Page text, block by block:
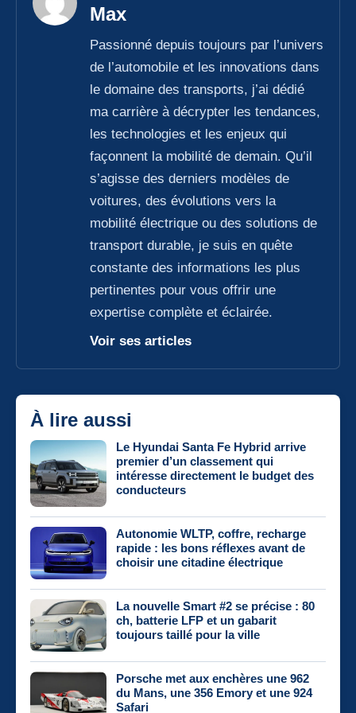
Max
Passionné depuis toujours par l’univers
de l’automobile et les innovations dans
le domaine des transports, j’ai dédié
ma carrière à décrypter les tendances,
les technologies et les enjeux qui
façonnent la mobilité de demain. Qu’il
s’agisse des derniers modèles de
voitures, des évolutions vers la
mobilité électrique ou des solutions de
transport durable, je suis en quête
constante des informations les plus
pertinentes pour vous offrir une
expertise complète et éclairée.
Voir ses articles
À lire aussi
Le Hyundai Santa Fe Hybrid arrive
premier d’un classement qui
intéresse directement le budget des
conducteurs
Autonomie WLTP, coffre, recharge
rapide : les bons réflexes avant de
choisir une citadine électrique
La nouvelle Smart #2 se précise : 80
ch, batterie LFP et un gabarit
toujours taillé pour la ville
Porsche met aux enchères une 962
du Mans, une 356 Emory et une 924
Safari